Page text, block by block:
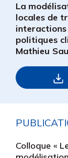
La
locales de
politiques
Mathieu
Colloque «